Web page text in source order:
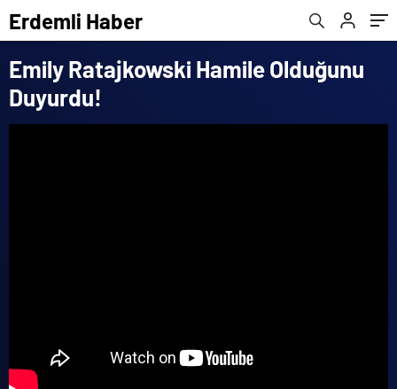
Erdemli Haber
Emily Ratajkowski Hamile Olduğunu
Duyurdu!